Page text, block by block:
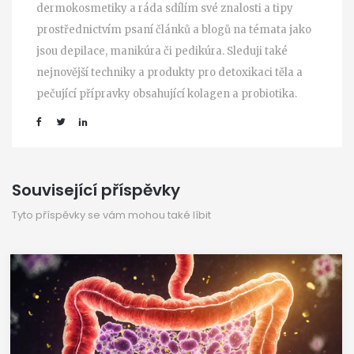
dermokosmetiky a ráda sdílím své znalosti a tipy
prostřednictvím psaní článků a blogů na témata jako
jsou depilace, manikúra či pedikúra. Sleduji také
nejnovější techniky a produkty pro detoxikaci těla a
pečující přípravky obsahující kolagen a probiotika.
Související příspěvky
Tyto příspěvky se vám mohou také líbit